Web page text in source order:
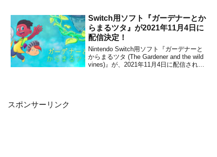
を図るため」としています。以下、公式
サイトより。Nintendo Switc...
Switch用ソフト『ガーデナーとか
らまるツタ』が2021年11月4日に
配信決定！
Nintendo Switch用ソフト『ガーデナーと
からまるツタ (The Gardener and the wild
vines)』が、2021年11月4日に配信される
スポンサーリンク